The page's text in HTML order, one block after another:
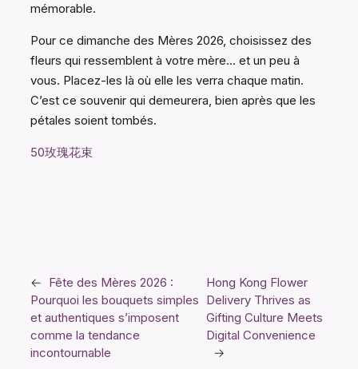
mémorable.
Pour ce dimanche des Mères 2026, choisissez des
fleurs qui ressemblent à votre mère… et un peu à
vous. Placez-les là où elle les verra chaque matin.
C’est ce souvenir qui demeurera, bien après que les
pétales soient tombés.
50玫瑰花束
← Fête des Mères 2026 :
Pourquoi les bouquets simples
et authentiques s’imposent
comme la tendance
incontournable
Hong Kong Flower
Delivery Thrives as
Gifting Culture Meets
Digital Convenience
→